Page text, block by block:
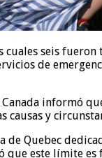
cuales seis
de
informó
causas y
de Quebec
que este límite